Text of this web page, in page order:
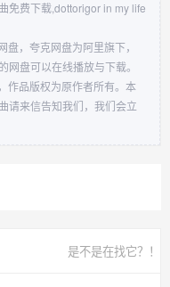
免费下载,dottorigor in my life
，夸克网盘为阿里旗下，
盘可以在线播放与下载。
作品版权为原作者所有。本
请来信告知我们，我们会立
是不是在找它？！